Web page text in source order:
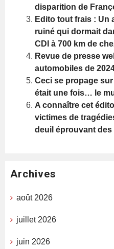
disparition de
Edito tout frais : Un
ruiné qui dormait
CDI à 700 km de
Revue de presse
automobiles de
Ceci se propage sur
était une fois… le
A connaître cet
victimes de
deuil éprouvant des
Archives
août 2026
juillet 2026
juin 2026